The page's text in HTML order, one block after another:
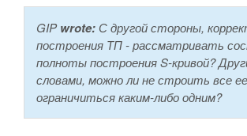
GIPwrote:С другой стороны,
построения ТП - рассматривать
полноты построения S-кривой?
словами, можно ли не строить все
ограничиться каким-либо одним?